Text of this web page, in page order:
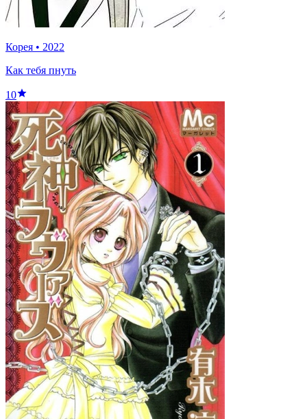
Корея • 2022
Как тебя пнуть
10